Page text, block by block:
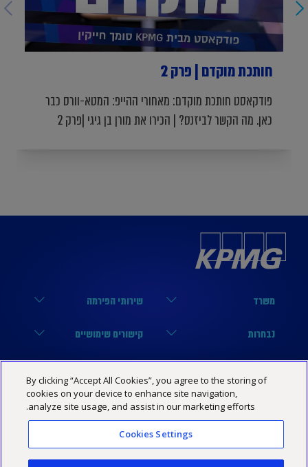
חותכת מוקדם | פרק 2
פודקאסט חותכת מוקדם: מאחורי ההייפ: המטא-וורס כבר
כאן. מה הקשר לביזנס? | הכירו את מורן בן גיגי |פרק 2
משרד
הארבעה 17, תל אביב
03-6848444
Israel@kpmg.com
שירותי הפירמה
מערך הביקורת
מערך היעוץ
נבחרות
נבחרת טכנולוגיה
נבחרת פיננסים
נבחרת נדל”ן
נבחרת ביטוח
קישורים שימושיים
הסיפור שלנו
מרכז מידע
שותפים
קריירה
Facebook
Linkedin
מדיניות פרטיות הצהרת נגישות תנאי האתר
By clicking “Accept All Cookies”, you agree to the storing of
cookies on your device to enhance site navigation,
analyze site usage, and assist in our marketing efforts.
Cookies Settings